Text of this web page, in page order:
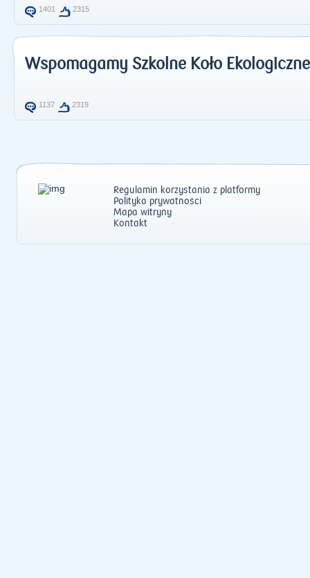
1401 2315
Wspomagamy Szkolne Koło Ekologiczne
1137 2319
Regulamin korzystania z platformy
Polityka prywatności
Mapa witryny
Kontakt